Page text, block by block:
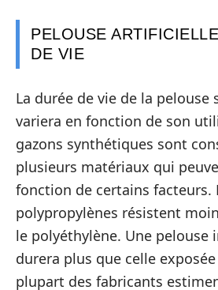
PELOUSE
DE VIE
La durée de vie de la pelouse
variera en fonction de son
gazons synthétiques sont
plusieurs matériaux qui
fonction de certains facteurs.
polypropylènes résistent
le polyéthylène. Une pelouse
durera plus que celle
plupart des fabricants